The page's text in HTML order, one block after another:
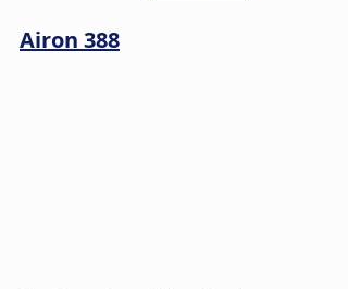
Airon 388